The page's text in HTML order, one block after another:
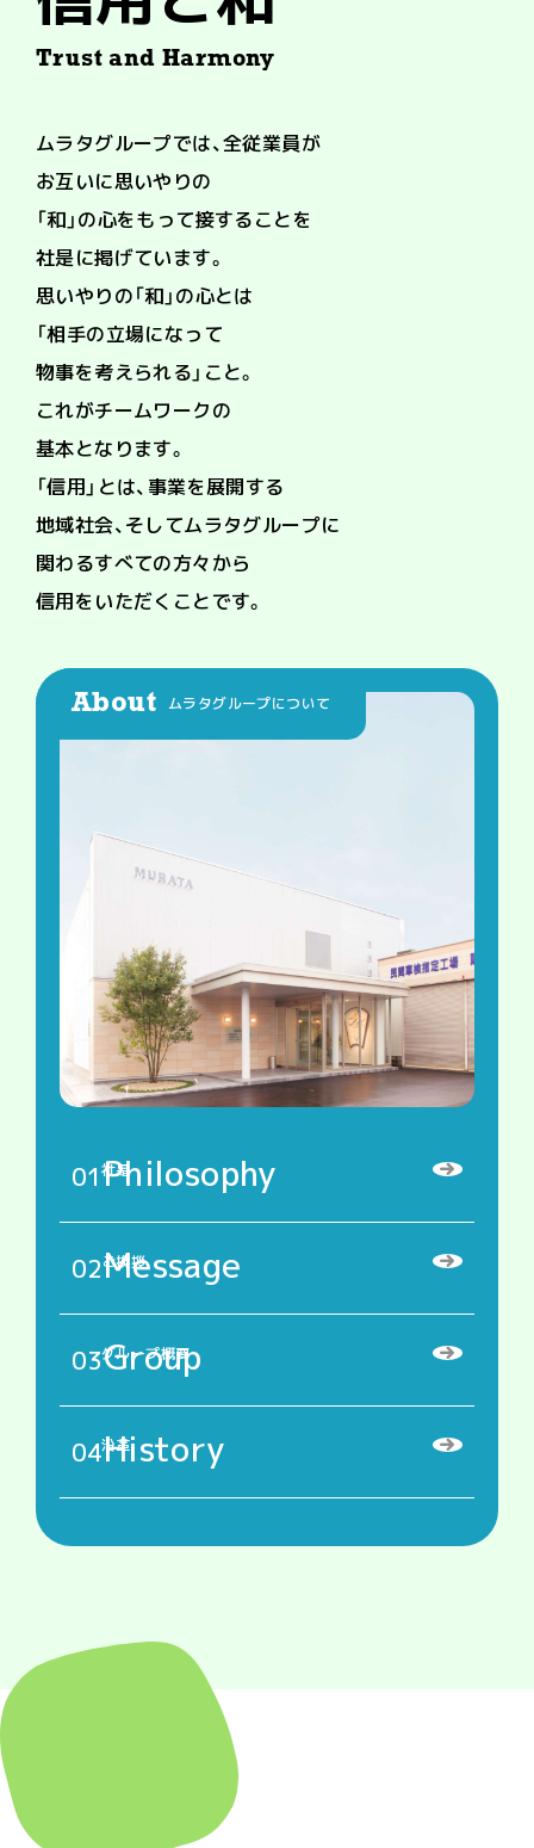
Trust and Harmony
ムラタグループでは、全従業員が
お互いに思いやりの
「和」の心をもって接することを
社是に掲げています。
思いやりの「和」の心とは
「相手の立場になって
物事を考えられる」こと。
これがチームワークの
基本となります。
「信用」とは、事業を展開する
地域社会、そしてムラタグループに
関わるすべての方々から
信用をいただくことです。
About ムラタグループについて
01Philosophy
社是
02Message
ご挨拶
03Group
グループ概要
04History
沿革